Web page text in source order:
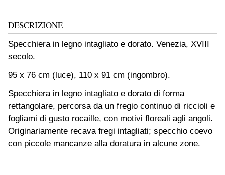
DESCRIZIONE
Specchiera in legno intagliato e dorato. Venezia, XVIII
secolo.
95 x 76 cm (luce), 110 x 91 cm (ingombro).
Specchiera in legno intagliato e dorato di forma
rettangolare, percorsa da un fregio continuo di riccioli e
fogliami di gusto rocaille, con motivi floreali agli angoli.
Originariamente recava fregi intagliati; specchio coevo
con piccole mancanze alla doratura in alcune zone.